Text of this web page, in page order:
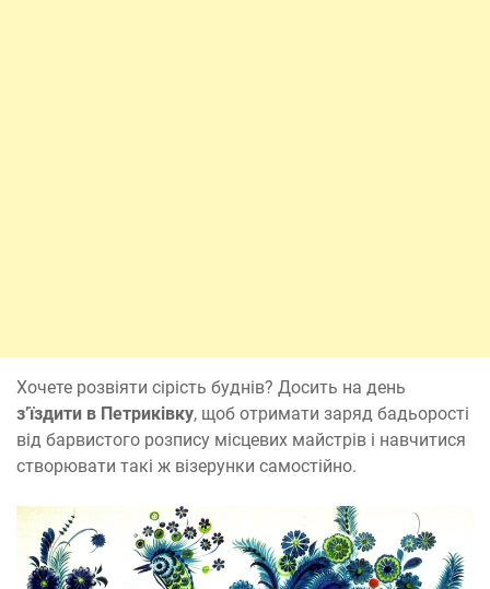
Хочете розвіяти сірість буднів? Досить на день
з’їздити в Петриківку, щоб отримати заряд бадьорості
від барвистого розпису місцевих майстрів і навчитися
створювати такі ж візерунки самостійно.